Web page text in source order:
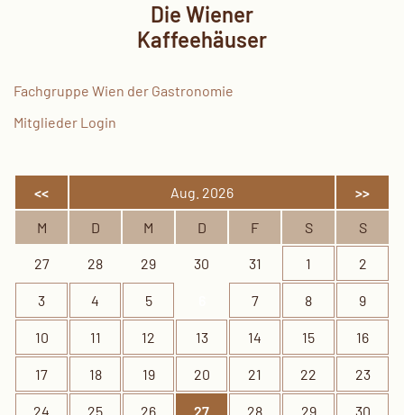
Die Wiener
Kaffeehäuser
Fachgruppe Wien der Gastronomie
Mitglieder Login
<< Aug. 2026 >>
M D M D F S S
27 28 29 30 31 1 2
3 4 5 7 8 9
10 11 12 13 14 15 16
17 18 19 20 21 22 23
24 25 26 27 28 29 30